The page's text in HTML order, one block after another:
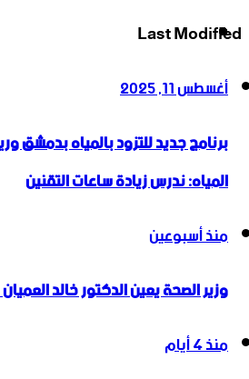
فيسبوك
‫X
‫YouTube
انستقرام
Last Modified
أغسطس 11, 2025
برنامج جديد للتزود بالمياه بدمشق
المياه: ندرس زيادة ساعات التقنين
منذ أسبوعين
وزير الصحة يعين الدكتور خالد
منذ 4 أيام